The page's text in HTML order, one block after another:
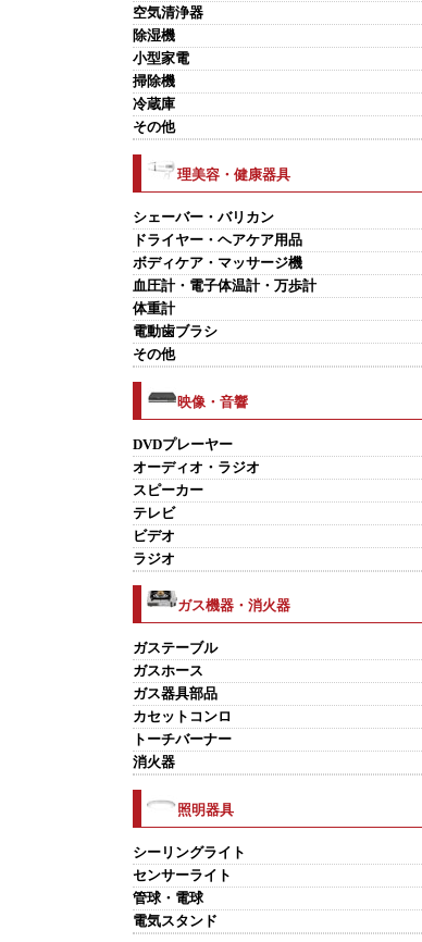
空気清浄器
除湿機
小型家電
掃除機
冷蔵庫
その他
理美容・健康器具
シェーバー・バリカン
ドライヤー・ヘアケア用品
ボディケア・マッサージ機
血圧計・電子体温計・万歩計
体重計
電動歯ブラシ
その他
映像・音響
DVDプレーヤー
オーディオ・ラジオ
スピーカー
テレビ
ビデオ
ラジオ
ガス機器・消火器
ガステーブル
ガスホース
ガス器具部品
カセットコンロ
トーチバーナー
消火器
照明器具
シーリングライト
センサーライト
管球・電球
電気スタンド